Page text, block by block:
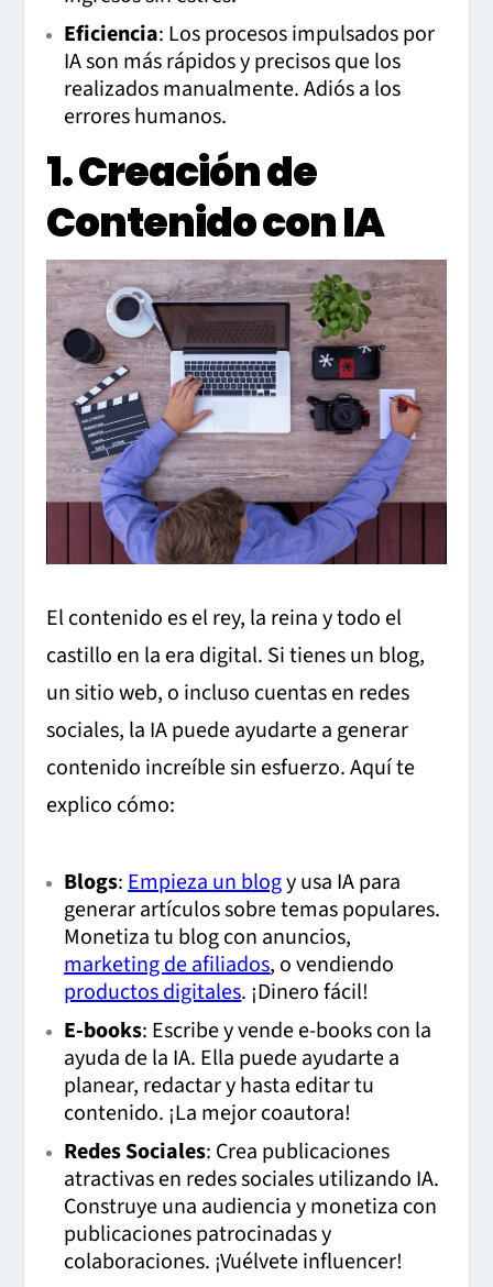
Eficiencia: Los procesos impulsados por
IA son más rápidos y precisos que los
realizados manualmente. Adiós a los
errores humanos.
1. Creación de
Contenido con IA
El contenido es el rey, la reina y todo el
castillo en la era digital. Si tienes un blog,
un sitio web, o incluso cuentas en redes
sociales, la IA puede ayudarte a generar
contenido increíble sin esfuerzo. Aquí te
explico cómo:
Blogs:Empieza un blogy usa IA para
generar artículos sobre temas populares.
Monetiza tu blog con anuncios,
marketing de afiliados, o vendiendo
productos digitales. ¡Dinero fácil!
E-books: Escribe y vende e-books con la
ayuda de la IA. Ella puede ayudarte a
planear, redactar y hasta editar tu
contenido. ¡La mejor coautora!
Redes Sociales: Crea publicaciones
atractivas en redes sociales utilizando IA.
Construye una audiencia y monetiza con
publicaciones patrocinadas y
colaboraciones. ¡Vuélvete influencer!